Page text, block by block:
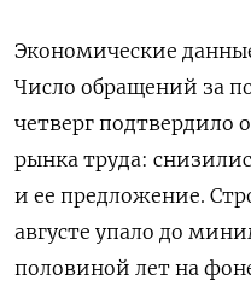
Экономические
Число обращений за
четверг подтвердило
рынка труда:
и ее предложение.
августе упало до
половиной лет на